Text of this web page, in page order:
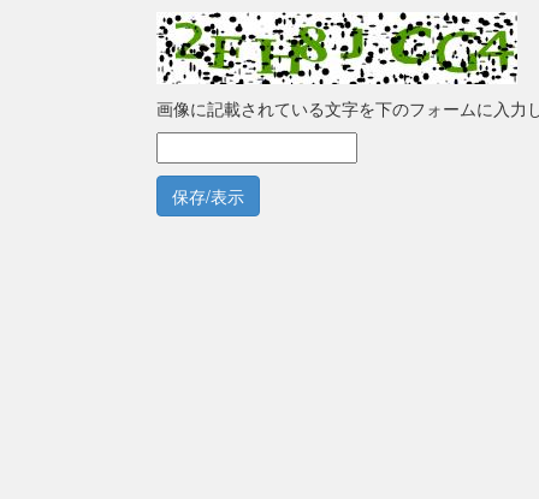
画像に記載されている文字を下のフォームに入力
保存/表示